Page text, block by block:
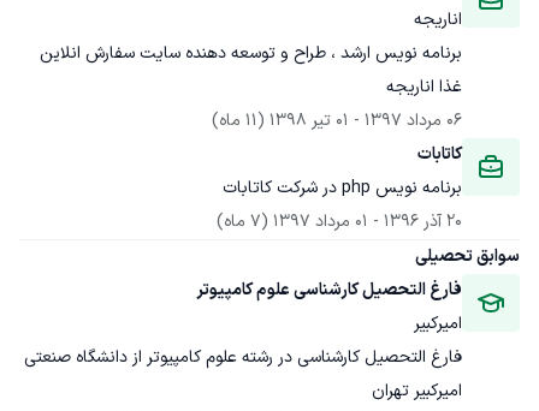
اناریجه
برنامه نویس ارشد ، طراح و توسعه دهنده سایت سفارش انلاین
غذا اناریجه
06 مرداد 1397
- 01 تیر 1398
(11 ماه)
کاتابات
برنامه نویس php در شرکت کاتابات
20 آذر 1396
- 01 مرداد 1397
(7 ماه)
سوابق تحصیلی
فارغ التحصیل کارشناسی علوم کامپیوتر
امیرکبیر
فارغ التحصیل کارشناسی در رشته علوم کامپیوتر از دانشگاه صنعتی
امیرکبیر تهران